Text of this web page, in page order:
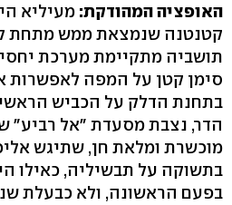
האופציה המהודקת: מעיליא
קטנטנה שנמצאת ממש מתחת
תושביה מתקיימת מערכת
סימן קטן על המפה לאפשרות
בתחנת הדלק על הכביש
הדר, נצבת מסעדת "אל רביע"
מוכשרת ומלאת חן, שתיגש
בתשוקה על תבשיליה, כאילו
בפעם הראשונה, ולא כבעלת